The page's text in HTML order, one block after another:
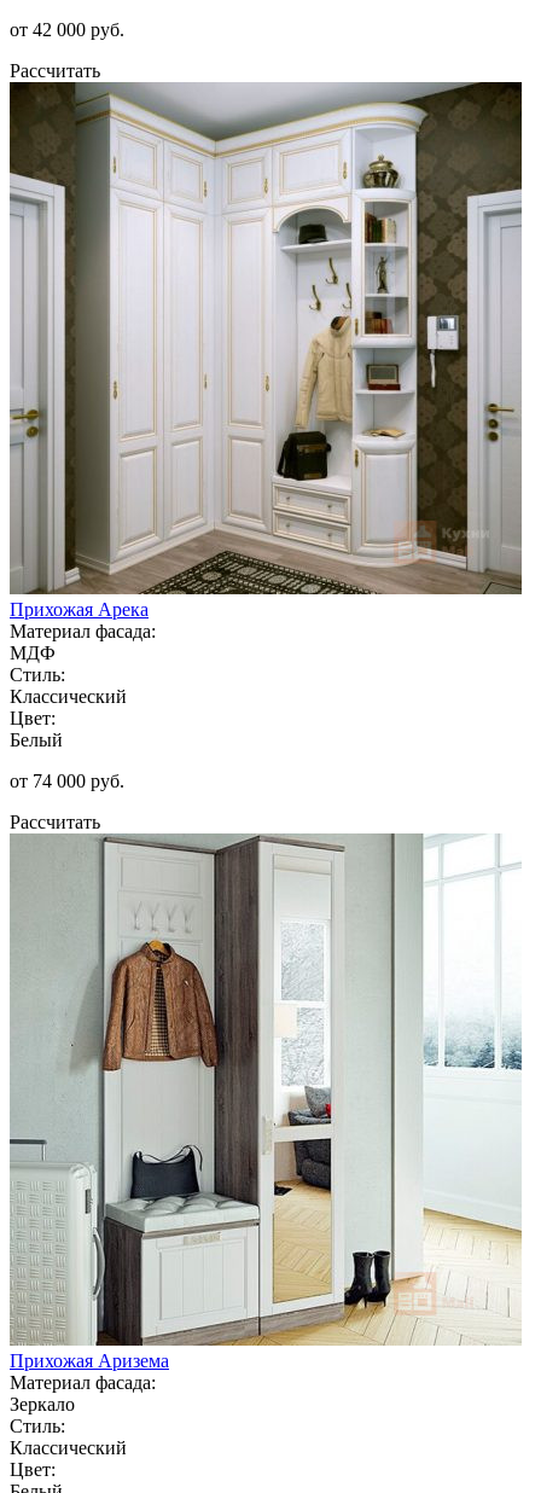
от 42 000 руб.
Рассчитать
Прихожая Арека
Материал фасада:
МДФ
Стиль:
Классический
Цвет:
Белый
от 74 000 руб.
Рассчитать
Прихожая Аризема
Материал фасада:
Зеркало
Стиль:
Классический
Цвет: